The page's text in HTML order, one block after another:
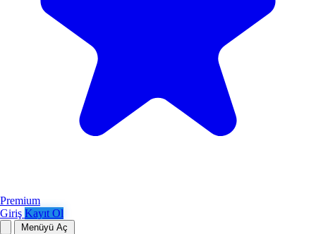
Premium
Giriş Kayıt Ol
Menüyü Aç